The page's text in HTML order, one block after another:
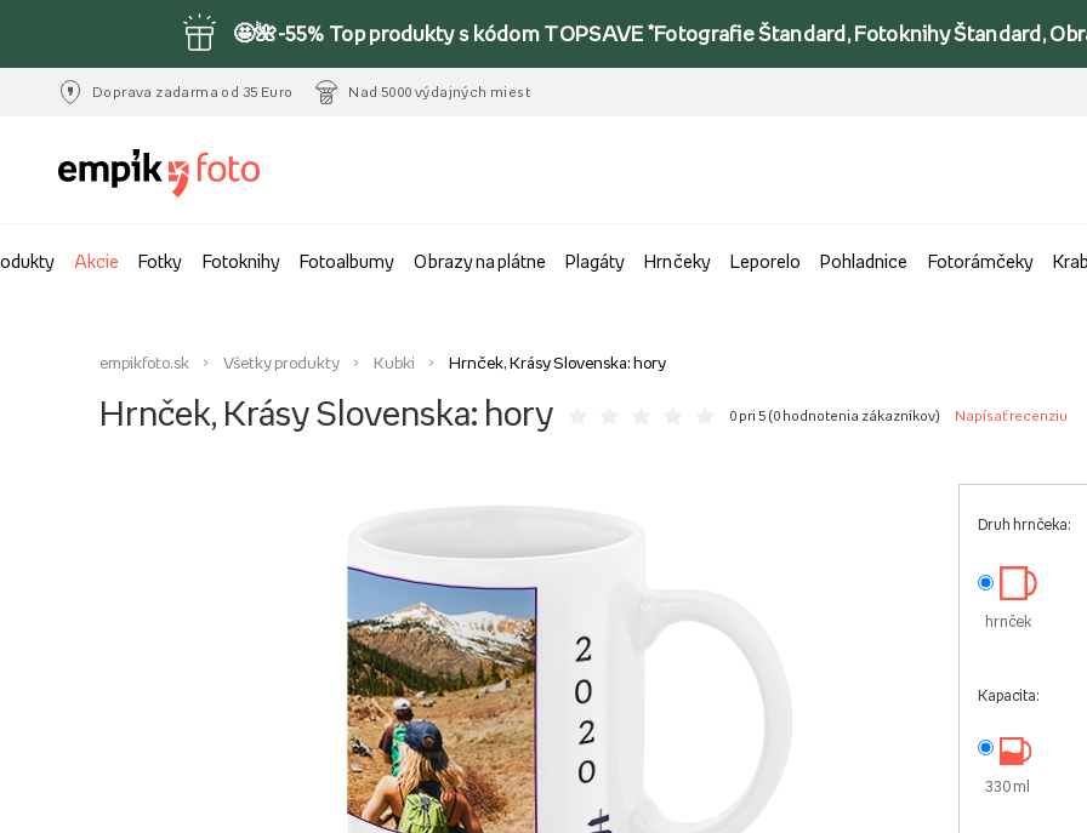
🤩🌺-55% Top produkty s kódom TOPSAVE *Fotografie Štandard, Fotoknihy Štandard,
Doprava zadarma od 35 Euro Nad 5000 výdajných miest
Akcie Fotky Fotoknihy Fotoalbumy Obrazy na plátne Plagáty Hrnčeky Leporelo Pohladnice Fotorámčeky
empikfoto.sk Všetky produkty Kubki Hrnček, Krásy Slovenska: hory
Hrnček, Krásy Slovenska: hory 0 pri 5 (0 hodnotenia zákazníkov) Napísať recenziu
Druh hrnčeka:
hrnček
Kapacita:
330 ml